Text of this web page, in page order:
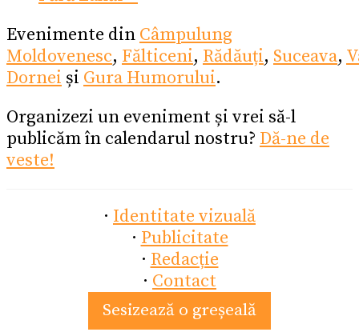
Evenimente din Câmpulung
Moldovenesc, Fălticeni, Rădăuți, Suceava,
Dornei și Gura Humorului.
Organizezi un eveniment și vrei să-l
publicăm în calendarul nostru? Dă-ne de
veste!
· Identitate vizuală
· Publicitate
· Redacție
· Contact
Sesizează o greșeală